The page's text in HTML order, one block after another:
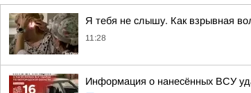
Я тебя не слышу. Как взрывная
11:28
Информация о нанесённых ВСУ